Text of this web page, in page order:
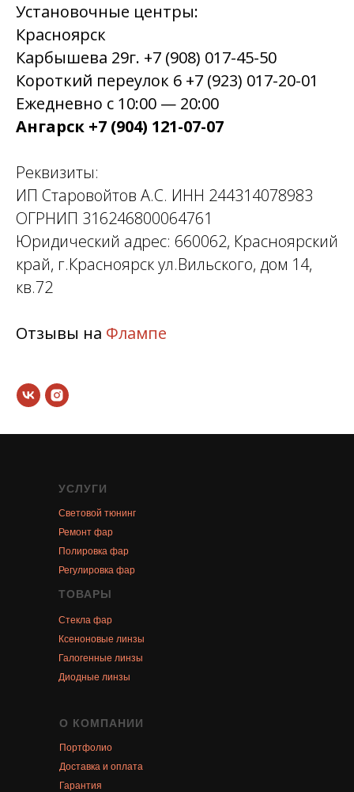
Установочные центры:
Красноярск
Карбышева 29г. +7 (908) 017-45-50
Короткий переулок 6 +7 (923) 017-20-01
Ежедневно с 10:00 — 20:00
Ангарск +7 (904) 121-07-07
Реквизиты:
ИП Старовойтов А.С. ИНН 244314078983
ОГРНИП 316246800064761
Юридический адрес: 660062, Красноярский
край, г.Красноярск ул.Вильского, дом 14,
кв.72
Отзывы на Флампе
УСЛУГИ
Световой тюнинг
Ремонт фар
Полировка фар
Регулировка фар
ТОВАРЫ
Стекла фар
Ксеноновые линзы
Галогенные линзы
Диодные линзы
О КОМПАНИИ
Портфолио
Доставка и оплата
Гарантия